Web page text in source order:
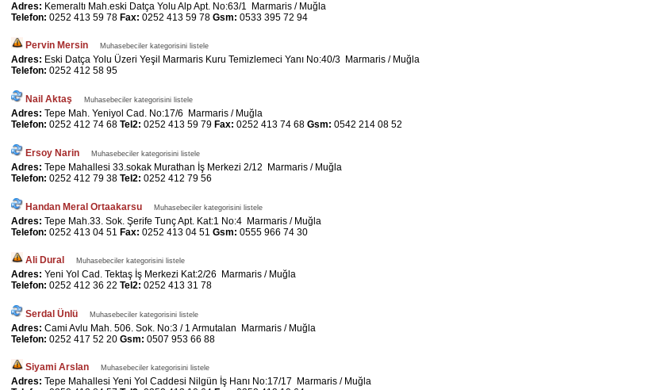
Adres: Kemeraltı Mah.eski Datça Yolu Alp Apt. No:63/1 Marmaris / Muğla
Telefon: 0252 413 59 78 Fax: 0252 413 59 78 Gsm: 0533 395 72 94
Pervin Mersin Muhasebeciler kategorisini listele
Adres: Eski Datça Yolu Üzeri Yeşil Marmaris Kuru Temizlemeci Yanı No:40/3 Marmaris / Muğla
Telefon: 0252 412 58 95
Nail Aktaş Muhasebeciler kategorisini listele
Adres: Tepe Mah. Yeniyol Cad. No:17/6 Marmaris / Muğla
Telefon: 0252 412 74 68 Tel2: 0252 413 59 79 Fax: 0252 413 74 68 Gsm: 0542 214 08 52
Ersoy Narin Muhasebeciler kategorisini listele
Adres: Tepe Mahallesi 33.sokak Murathan İş Merkezi 2/12 Marmaris / Muğla
Telefon: 0252 412 79 38 Tel2: 0252 412 79 56
Handan Meral Ortaakarsu Muhasebeciler kategorisini listele
Adres: Tepe Mah.33. Sok. Şerife Tunç Apt. Kat:1 No:4 Marmaris / Muğla
Telefon: 0252 413 04 51 Fax: 0252 413 04 51 Gsm: 0555 966 74 30
Ali Dural Muhasebeciler kategorisini listele
Adres: Yeni Yol Cad. Tektaş İş Merkezi Kat:2/26 Marmaris / Muğla
Telefon: 0252 412 36 22 Tel2: 0252 413 31 78
Serdal Ünlü Muhasebeciler kategorisini listele
Adres: Cami Avlu Mah. 506. Sok. No:3 / 1 Armutalan Marmaris / Muğla
Telefon: 0252 417 52 20 Gsm: 0507 953 66 88
Siyami Arslan Muhasebeciler kategorisini listele
Adres: Tepe Mahallesi Yeni Yol Caddesi Nilgün İş Hanı No:17/17 Marmaris / Muğla